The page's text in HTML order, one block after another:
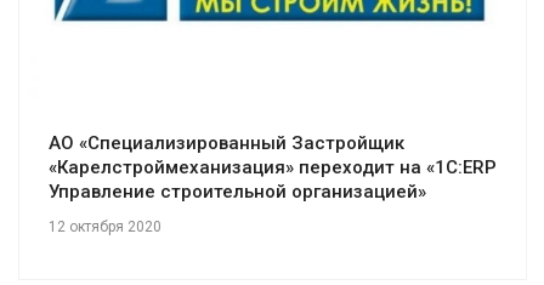
АО «Специализированный Застройщик
«Карелстроймеханизация» переходит на «1С:ERP
Управление строительной организацией»
12 октября 2020